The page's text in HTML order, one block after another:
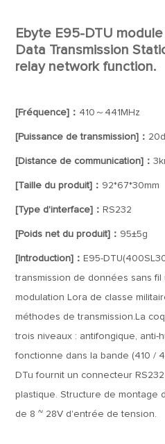
Ebyte E95-DTU
Data Transmission
relay network function.
[Fréquence]： 410～441MHz
[Puissance de transmission]：
[Distance de communication]：
[Taille du produit]： 92*67*30mm
[Type d'interface]： RS232
[Poids net du produit]： 95±5g
[Introduction]： E95-
transmission de données sans
modulation Lora de classe
méthodes de transmission.La
trois niveaux : antifongique, anti-
fonctionne dans la bande (410 /
DTu fournit un connecteur
plastique. Structure de montage
de 8 ~ 28V d'entrée de tension.